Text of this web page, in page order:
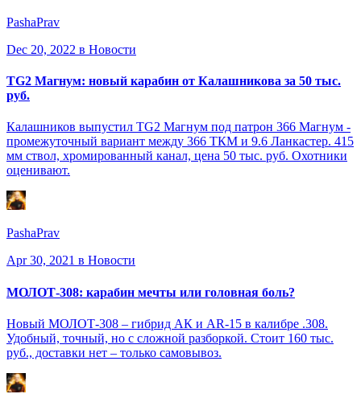
PashaPrav
Dec 20, 2022 в Новости
TG2 Магнум: новый карабин от Калашникова за 50 тыс.
руб.
Калашников выпустил TG2 Магнум под патрон 366 Магнум -
промежуточный вариант между 366 ТКМ и 9.6 Ланкастер. 415
мм ствол, хромированный канал, цена 50 тыс. руб. Охотники
оценивают.
PashaPrav
Apr 30, 2021 в Новости
МОЛОТ-308: карабин мечты или головная боль?
Новый МОЛОТ-308 – гибрид АК и AR-15 в калибре .308.
Удобный, точный, но с сложной разборкой. Стоит 160 тыс.
руб., доставки нет – только самовывоз.